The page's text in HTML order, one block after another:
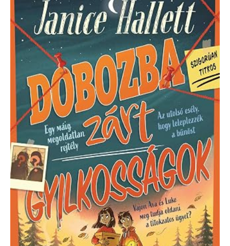
Hallett
Dobozba
zárt
gyilkosságok